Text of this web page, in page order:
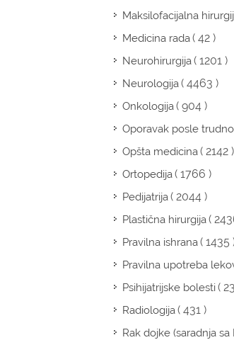
Maksilofacijalna
Medicina rada( 42 )
Neurohirurgija( 1201 )
Neurologija( 4463 )
Onkologija( 904 )
Oporavak posle
Opšta medicina( 2142 )
Ortopedija( 1766 )
Pedijatrija( 2044 )
Plastična hirurgija(
Pravilna ishrana( 1435
Pravilna upotreba
Psihijatrijske bolesti(
Radiologija( 431 )
Rak dojke (saradnja